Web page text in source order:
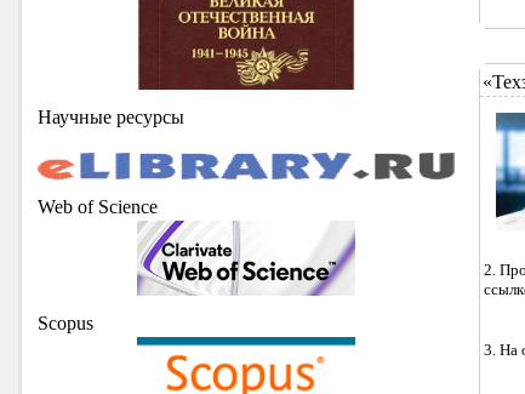
Научные ресурсы
Web of Science
Scopus
2.
3. На